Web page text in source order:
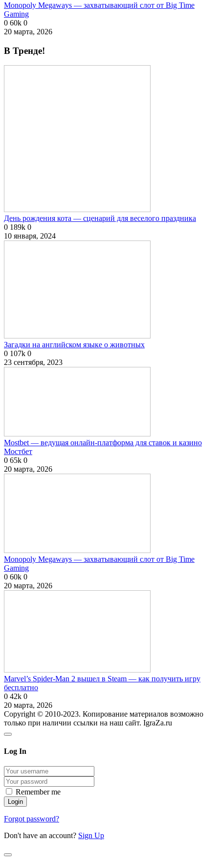
Monopoly Megaways — захватывающий слот от Big Time
Gaming
0 60k 0
20 марта, 2026
В Тренде!
День рождения кота — сценарий для веселого праздника
0 189k 0
10 января, 2024
Загадки на английском языке о животных
0 107k 0
23 сентября, 2023
Mostbet — ведущая онлайн-платформа для ставок и казино
Мостбет
0 65k 0
20 марта, 2026
Monopoly Megaways — захватывающий слот от Big Time
Gaming
0 60k 0
20 марта, 2026
Marvel’s Spider-Man 2 вышел в Steam — как получить игру
бесплатно
0 42k 0
20 марта, 2026
Copyright © 2010-2023. Копирование материалов возможно
только при наличии ссылки на наш сайт. IgraZa.ru
Log In
Remember me
Forgot password?
Don't have an account? Sign Up